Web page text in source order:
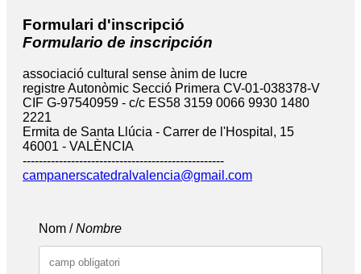
Formulari d'inscripció
Formulario de inscripción
associació cultural sense ànim de lucre
registre Autonòmic Secció Primera CV-01-038378-V
CIF G-97540959 - c/c ES58 3159 0066 9930 1480
2221
Ermita de Santa Llúcia - Carrer de l'Hospital, 15
46001 - VALÈNCIA
--------------------------------------------------
campanerscatedralvalencia@gmail.com
Nom /Nombre